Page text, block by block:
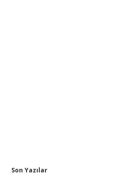
Son Yazılar
piabellacasino